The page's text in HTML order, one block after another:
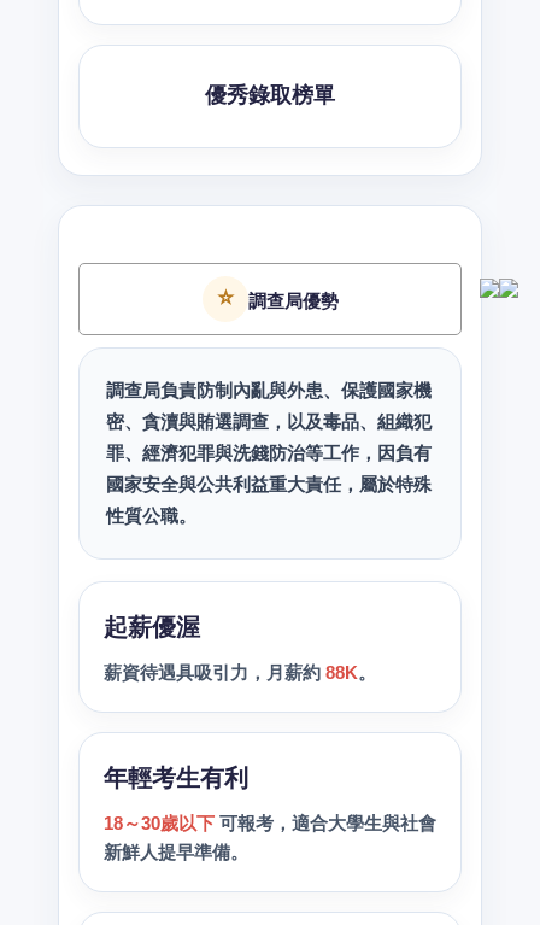
優秀錄取榜單
⭐ 調查局優勢
調查局負責防制內亂與外患、保護國家機
密、貪瀆與賄選調查，以及毒品、組織犯
罪、經濟犯罪與洗錢防治等工作，因負有
國家安全與公共利益重大責任，屬於特殊
性質公職。
起薪優渥
薪資待遇具吸引力，月薪約 88K。
年輕考生有利
18～30歲以下可報考，適合大學生與社會
新鮮人提早準備。